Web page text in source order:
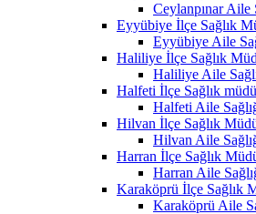
Ceylanpınar Aile
Eyyübiye İlçe Sağlık
Eyyübiye Aile
Haliliye İlçe Sağlık
Haliliye Aile
Halfeti İlçe Sağlık
Halfeti Aile
Hilvan İlçe Sağlık
Hilvan Aile
Harran İlçe Sağlık
Harran Aile
Karaköprü İlçe Sağlık
Karaköprü Aile